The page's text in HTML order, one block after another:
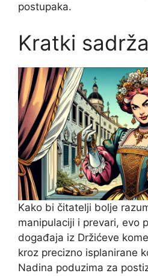
postupaka.
Kratki
Kako bi čitatelji bolje
manipulaciji i prevari, evo
događaja iz Držićeve
kroz precizno isplanirane
Nadina poduzima za